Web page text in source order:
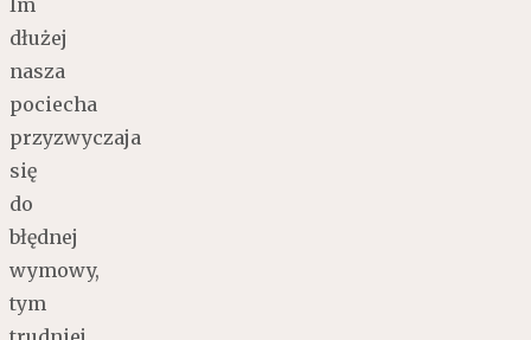
Im
dłużej
nasza
pociecha
przyzwyczaja
się
do
błędnej
wymowy,
tym